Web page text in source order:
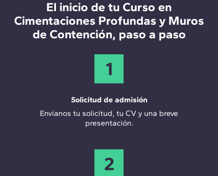
Especialista en cimentaciones dentro de una
constructora o ingeniería.
Ingeniero especialista en elementos de
Coordinador de proyectos.
El inicio de tu Curso en
Cimentaciones Profundas y Muros
de Contención, paso a paso
1
Solicitud de admisión
Envíanos tu solicitud, tu CV y una breve
presentación.
2